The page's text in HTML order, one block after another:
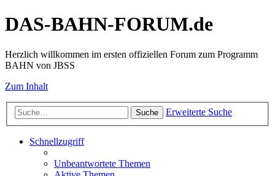
DAS-BAHN-FORUM.de
Herzlich willkommen im ersten offiziellen Forum zum Programm
BAHN von JBSS
Zum Inhalt
Suche Erweiterte Suche
Schnellzugriff
Unbeantwortete Themen